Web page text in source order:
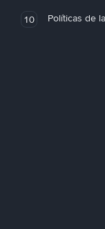
10 Políticas de